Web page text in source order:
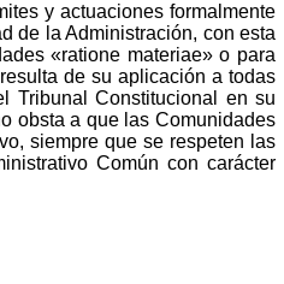
y actuaciones formalmente
de la Administración, con esta
«ratione materiae» o para
de su aplicación a todas
Tribunal Constitucional en su
obsta a que las Comunidades
siempre que se respeten las
Común con carácter